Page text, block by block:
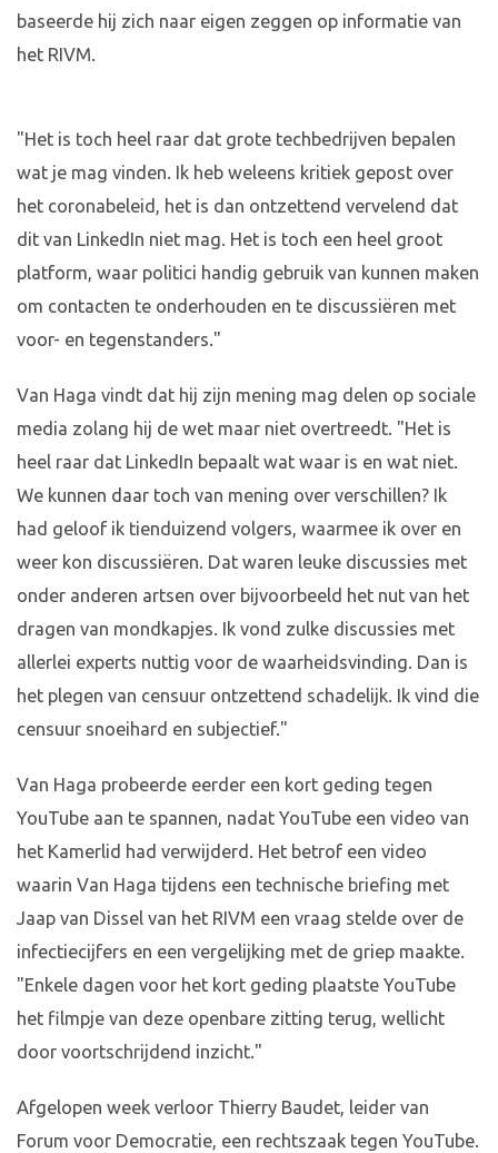
baseerde hij zich naar eigen zeggen op informatie van
het RIVM.
"Het is toch heel raar dat grote techbedrijven bepalen
wat je mag vinden. Ik heb weleens kritiek gepost over
het coronabeleid, het is dan ontzettend vervelend dat
dit van LinkedIn niet mag. Het is toch een heel groot
platform, waar politici handig gebruik van kunnen maken
om contacten te onderhouden en te discussiëren met
voor- en tegenstanders."
Van Haga vindt dat hij zijn mening mag delen op sociale
media zolang hij de wet maar niet overtreedt. "Het is
heel raar dat LinkedIn bepaalt wat waar is en wat niet.
We kunnen daar toch van mening over verschillen? Ik
had geloof ik tienduizend volgers, waarmee ik over en
weer kon discussiëren. Dat waren leuke discussies met
onder anderen artsen over bijvoorbeeld het nut van het
dragen van mondkapjes. Ik vond zulke discussies met
allerlei experts nuttig voor de waarheidsvinding. Dan is
het plegen van censuur ontzettend schadelijk. Ik vind die
censuur snoeihard en subjectief."
Van Haga probeerde eerder een kort geding tegen
YouTube aan te spannen, nadat YouTube een video van
het Kamerlid had verwijderd. Het betrof een video
waarin Van Haga tijdens een technische briefing met
Jaap van Dissel van het RIVM een vraag stelde over de
infectiecijfers en een vergelijking met de griep maakte.
"Enkele dagen voor het kort geding plaatste YouTube
het filmpje van deze openbare zitting terug, wellicht
door voortschrijdend inzicht."
Afgelopen week verloor Thierry Baudet, leider van
Forum voor Democratie, een rechtszaak tegen YouTube.